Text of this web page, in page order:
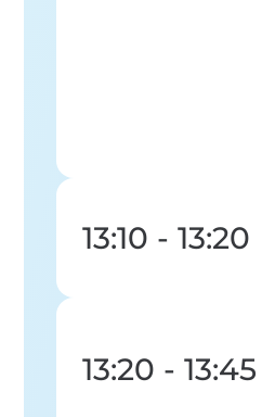
13:10 - 13:20
13:20 - 13:45